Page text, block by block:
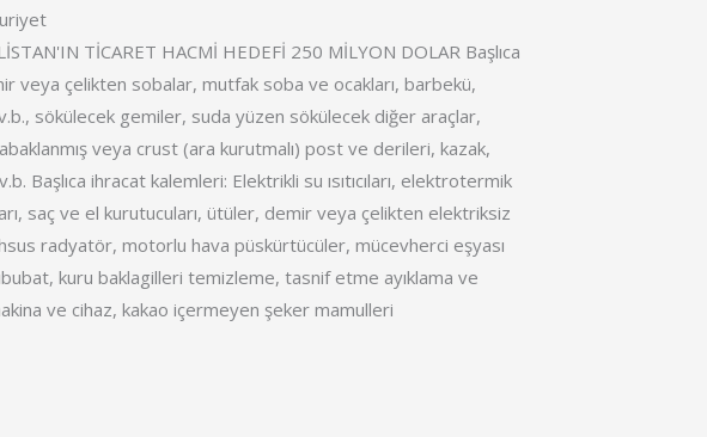
TİCARET HACMİ HEDEFİ 250 MİLYON DOLAR Başlıca
veya çelikten sobalar, mutfak soba ve ocakları, barbekü,
sökülecek gemiler, suda yüzen sökülecek diğer araçlar,
veya crust (ara kurutmalı) post ve derileri, kazak,
Başlıca ihracat kalemleri: Elektrikli su ısıtıcıları, elektrotermik
saç ve el kurutucuları, ütüler, demir veya çelikten elektriksiz
radyatör, motorlu hava püskürtücüler, mücevherci eşyası
kuru baklagilleri temizleme, tasnif etme ayıklama ve
ve cihaz, kakao içermeyen şeker mamulleri